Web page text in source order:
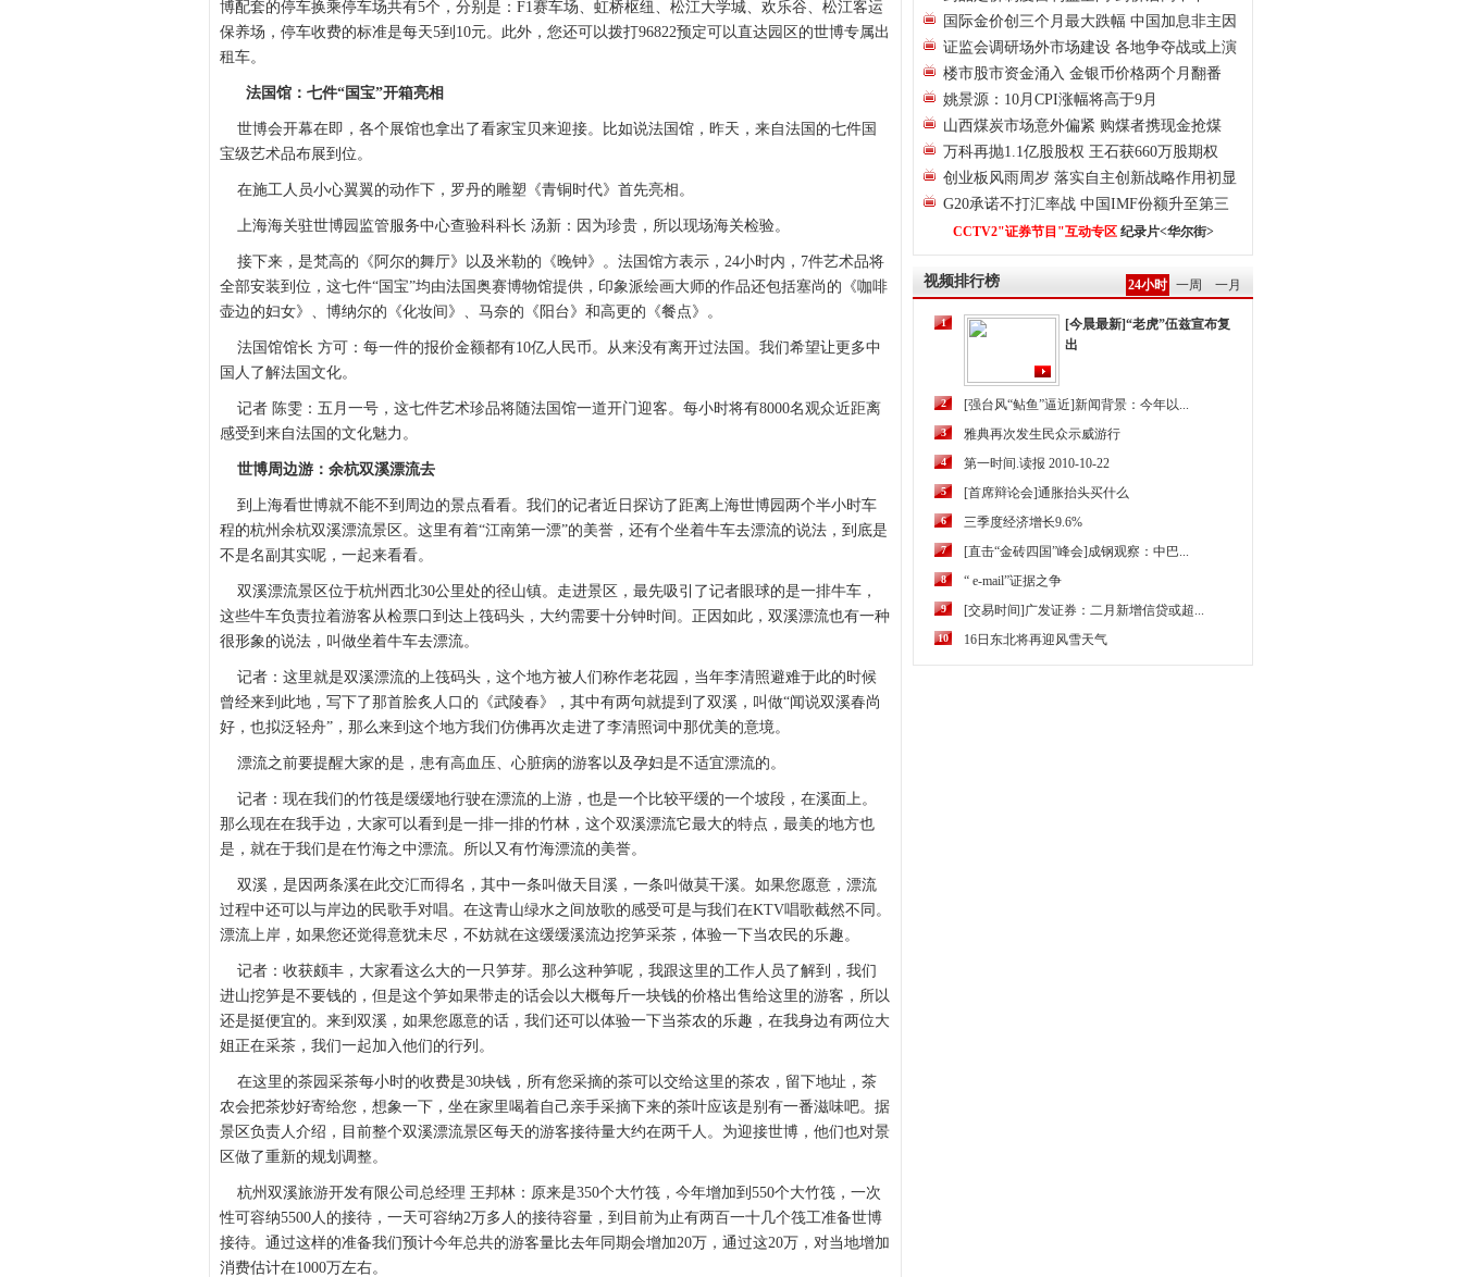
博配套的停车换乘停车场共有5个，分别是：F1赛车场、虹桥枢纽、松江大学城、欢乐谷、松江客运
保养场，停车收费的标准是每天5到10元。此外，您还可以拨打96822预定可以直达园区的世博专属出
租车。
法国馆：七件“国宝”开箱亮相
世博会开幕在即，各个展馆也拿出了看家宝贝来迎接。比如说法国馆，昨天，来自法国的七件国
宝级艺术品布展到位。
在施工人员小心翼翼的动作下，罗丹的雕塑《青铜时代》首先亮相。
上海海关驻世博园监管服务中心查验科科长 汤新：因为珍贵，所以现场海关检验。
接下来，是梵高的《阿尔的舞厅》以及米勒的《晚钟》。法国馆方表示，24小时内，7件艺术品将
全部安装到位，这七件“国宝”均由法国奥赛博物馆提供，印象派绘画大师的作品还包括塞尚的《咖啡
壶边的妇女》、博纳尔的《化妆间》、马奈的《阳台》和高更的《餐点》。
法国馆馆长 方可：每一件的报价金额都有10亿人民币。从来没有离开过法国。我们希望让更多中
国人了解法国文化。
记者 陈雯：五月一号，这七件艺术珍品将随法国馆一道开门迎客。每小时将有8000名观众近距离
感受到来自法国的文化魅力。
世博周边游：余杭双溪漂流去
到上海看世博就不能不到周边的景点看看。我们的记者近日探访了距离上海世博园两个半小时车
程的杭州余杭双溪漂流景区。这里有着“江南第一漂”的美誉，还有个坐着牛车去漂流的说法，到底是
不是名副其实呢，一起来看看。
双溪漂流景区位于杭州西北30公里处的径山镇。走进景区，最先吸引了记者眼球的是一排牛车，
这些牛车负责拉着游客从检票口到达上筏码头，大约需要十分钟时间。正因如此，双溪漂流也有一种
很形象的说法，叫做坐着牛车去漂流。
记者：这里就是双溪漂流的上筏码头，这个地方被人们称作老花园，当年李清照避难于此的时候
曾经来到此地，写下了那首脍炙人口的《武陵春》，其中有两句就提到了双溪，叫做“闻说双溪春尚
好，也拟泛轻舟”，那么来到这个地方我们仿佛再次走进了李清照词中那优美的意境。
漂流之前要提醒大家的是，患有高血压、心脏病的游客以及孕妇是不适宜漂流的。
记者：现在我们的竹筏是缓缓地行驶在漂流的上游，也是一个比较平缓的一个坡段，在溪面上。
那么现在在我手边，大家可以看到是一排一排的竹林，这个双溪漂流它最大的特点，最美的地方也
是，就在于我们是在竹海之中漂流。所以又有竹海漂流的美誉。
双溪，是因两条溪在此交汇而得名，其中一条叫做天目溪，一条叫做莫干溪。如果您愿意，漂流
过程中还可以与岸边的民歌手对唱。在这青山绿水之间放歌的感受可是与我们在KTV唱歌截然不同。
漂流上岸，如果您还觉得意犹未尽，不妨就在这缓缓溪流边挖笋采茶，体验一下当农民的乐趣。
记者：收获颇丰，大家看这么大的一只笋芽。那么这种笋呢，我跟这里的工作人员了解到，我们
进山挖笋是不要钱的，但是这个笋如果带走的话会以大概每斤一块钱的价格出售给这里的游客，所以
还是挺便宜的。来到双溪，如果您愿意的话，我们还可以体验一下当茶农的乐趣，在我身边有两位大
姐正在采茶，我们一起加入他们的行列。
在这里的茶园采茶每小时的收费是30块钱，所有您采摘的茶可以交给这里的茶农，留下地址，茶
农会把茶炒好寄给您，想象一下，坐在家里喝着自己亲手采摘下来的茶叶应该是别有一番滋味吧。据
景区负责人介绍，目前整个双溪漂流景区每天的游客接待量大约在两千人。为迎接世博，他们也对景
区做了重新的规划调整。
杭州双溪旅游开发有限公司总经理 王邦林：原来是350个大竹筏，今年增加到550个大竹筏，一次
性可容纳5500人的接待，一天可容纳2万多人的接待容量，到目前为止有两百一十几个筏工准备世博
接待。通过这样的准备我们预计今年总共的游客量比去年同期会增加20万，通过这20万，对当地增加
消费估计在1000万左右。
国际金价创三个月最大跌幅 中国加息非主因
证监会调研场外市场建设 各地争夺战或上演
楼市股市资金涌入 金银币价格两个月翻番
姚景源：10月CPI涨幅将高于9月
山西煤炭市场意外偏紧 购煤者携现金抢煤
万科再抛1.1亿股股权 王石获660万股期权
创业板风雨周岁 落实自主创新战略作用初显
G20承诺不打汇率战 中国IMF份额升至第三
CCTV2"证券节目"互动专区 纪录片<华尔街>
视频排行榜 24小时 一周 一月
1
[今晨最新]“老虎”伍兹宣布复
出
2 [强台风“鲇鱼”逼近]新闻背景：今年以...
3 雅典再次发生民众示威游行
4 第一时间.读报 2010-10-22
5 [首席辩论会]通胀抬头买什么
6 三季度经济增长9.6%
7 [直击“金砖四国”峰会]成钢观察：中巴...
8 “ e-mail”证据之争
9 [交易时间]广发证券：二月新增信贷或超...
10 16日东北将再迎风雪天气